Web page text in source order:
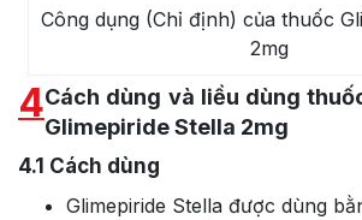
Công dụng (Chỉ định) của thuốc
2mg
4Cách dùng và liều dùng
Glimepiride Stella 2mg
4.1 Cách dùng
Glimepiride Stella được dùng